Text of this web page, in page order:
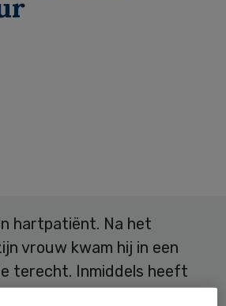
hartpatiënt. Na het
vrouw kwam hij in een
terecht. Inmiddels heeft